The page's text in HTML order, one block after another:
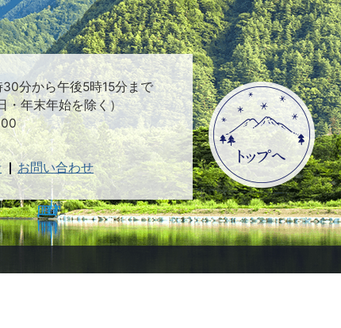
分から午後5時15分まで
・年末年始を除く）
お問い合わせ